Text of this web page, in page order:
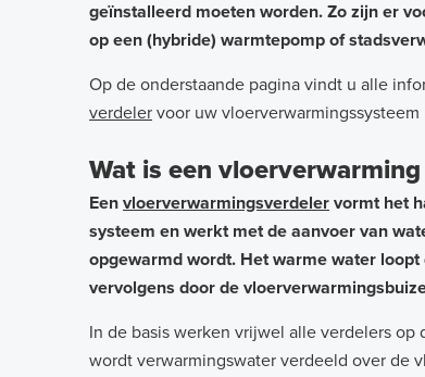
geïnstalleerd moeten worden. Zo zijn er
op een (hybride) warmtepomp of
Op de onderstaande pagina vindt u alle
verdeler voor uw
Vloerverwarming
verdeler
Wat is een
Een vloerverwarmingsverdeler vormt het
systeem en werkt met de aanvoer van
opgewarmd wordt. Het warme water
vervolgens door de
In de basis werken vrijwel alle verdelers op
wordt verwarmingswater verdeeld over de